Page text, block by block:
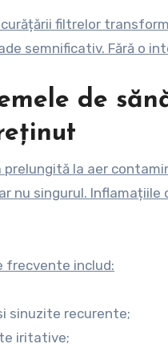
curățării filtrelor
semnificativ. Fără o
de
prelungită la aer
nu singurul. Inflamațiile
frecvente includ:
sinuzite recurente;
iritative;